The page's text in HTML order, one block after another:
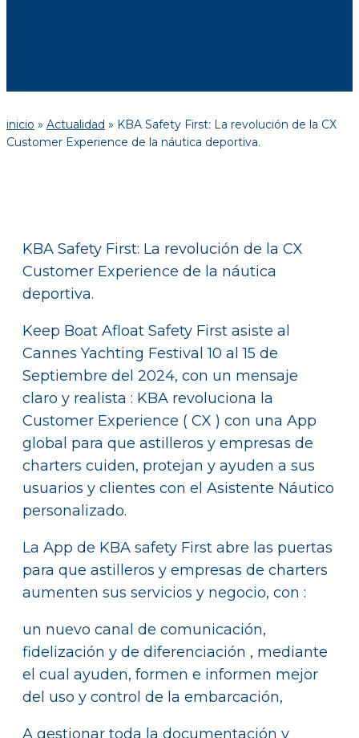
inicio » Actualidad » KBA Safety First: La revolución de la CX
Customer Experience de la náutica deportiva.
KBA Safety First: La revolución de la CX
Customer Experience de la náutica
deportiva.
Keep Boat Afloat Safety First asiste al
Cannes Yachting Festival 10 al 15 de
Septiembre del 2024, con un mensaje
claro y realista : KBA revoluciona la
Customer Experience ( CX ) con una App
global para que astilleros y empresas de
charters cuiden, protejan y ayuden a sus
usuarios y clientes con el Asistente Náutico
personalizado.
La App de KBA safety First abre las puertas
para que astilleros y empresas de charters
aumenten sus servicios y negocio, con :
un nuevo canal de comunicación,
fidelización y de diferenciación , mediante
el cual ayuden, formen e informen mejor
del uso y control de la embarcación,
A gestionar toda la documentación y